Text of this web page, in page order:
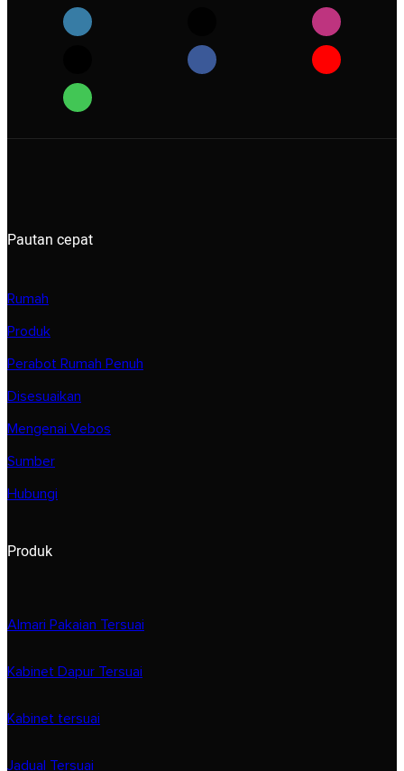
Pautan cepat
Rumah
Produk
Perabot Rumah Penuh
Disesuaikan
Mengenai Vebos
Sumber
Hubungi
Produk
Almari Pakaian Tersuai
Kabinet Dapur Tersuai
Kabinet tersuai
Jadual Tersuai